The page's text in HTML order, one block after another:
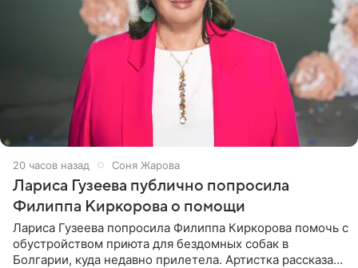
20 часов назад Соня Жарова
Лариса Гузеева публично попросила
Филиппа Киркорова о помощи
Лариса Гузеева попросила Филиппа Киркорова помочь с
обустройством приюта для бездомных собак в
Болгарии, куда недавно прилетела. Артистка рассказала